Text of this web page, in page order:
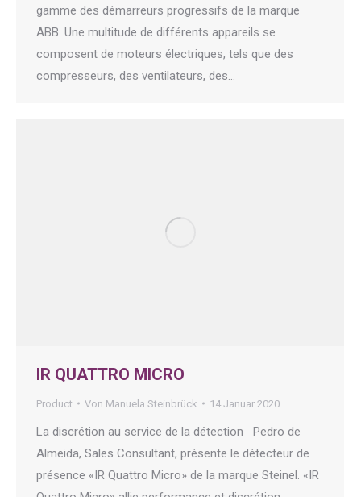
gamme des démarreurs progressifs de la marque
ABB. Une multitude de différents appareils se
composent de moteurs électriques, tels que des
compresseurs, des ventilateurs, des…
IR QUATTRO MICRO
Product Von Manuela Steinbrück 14 Januar 2020
La discrétion au service de la détection Pedro de
Almeida, Sales Consultant, présente le détecteur de
présence «IR Quattro Micro» de la marque Steinel. «IR